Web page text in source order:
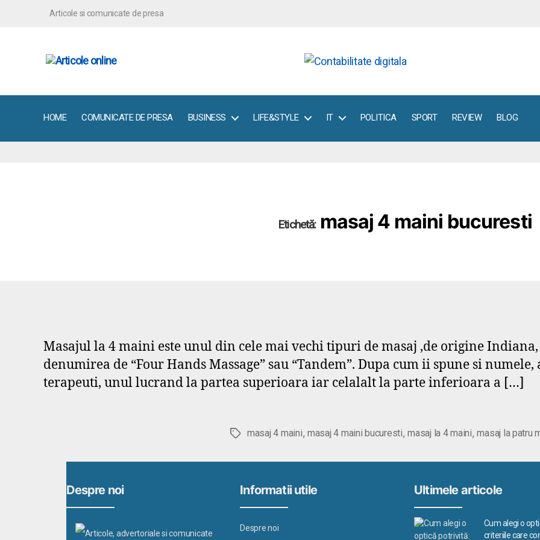
Articole si comunicate de presa
HOME COMUNICATE DE PRESA BUSINESS LIFE&STYLE IT POLITICA SPORT REVIEW BLOG
Etichetă: masaj 4 maini bucuresti
Masajul la 4 maini este unul din cele mai vechi tipuri de masaj ,de origine
denumirea de “Four Hands Massage” sau “Tandem”. Dupa cum ii spune si
terapeuti, unul lucrand la partea superioara iar celalalt la parte inferioara a […]
Etichetemasaj 4 maini, masaj 4 maini bucuresti,masaj la 4 maini,masaj la patru
Despre noi Informatii utile
Despre noi
Ultimele articole
Cum alegi o
criteriile care